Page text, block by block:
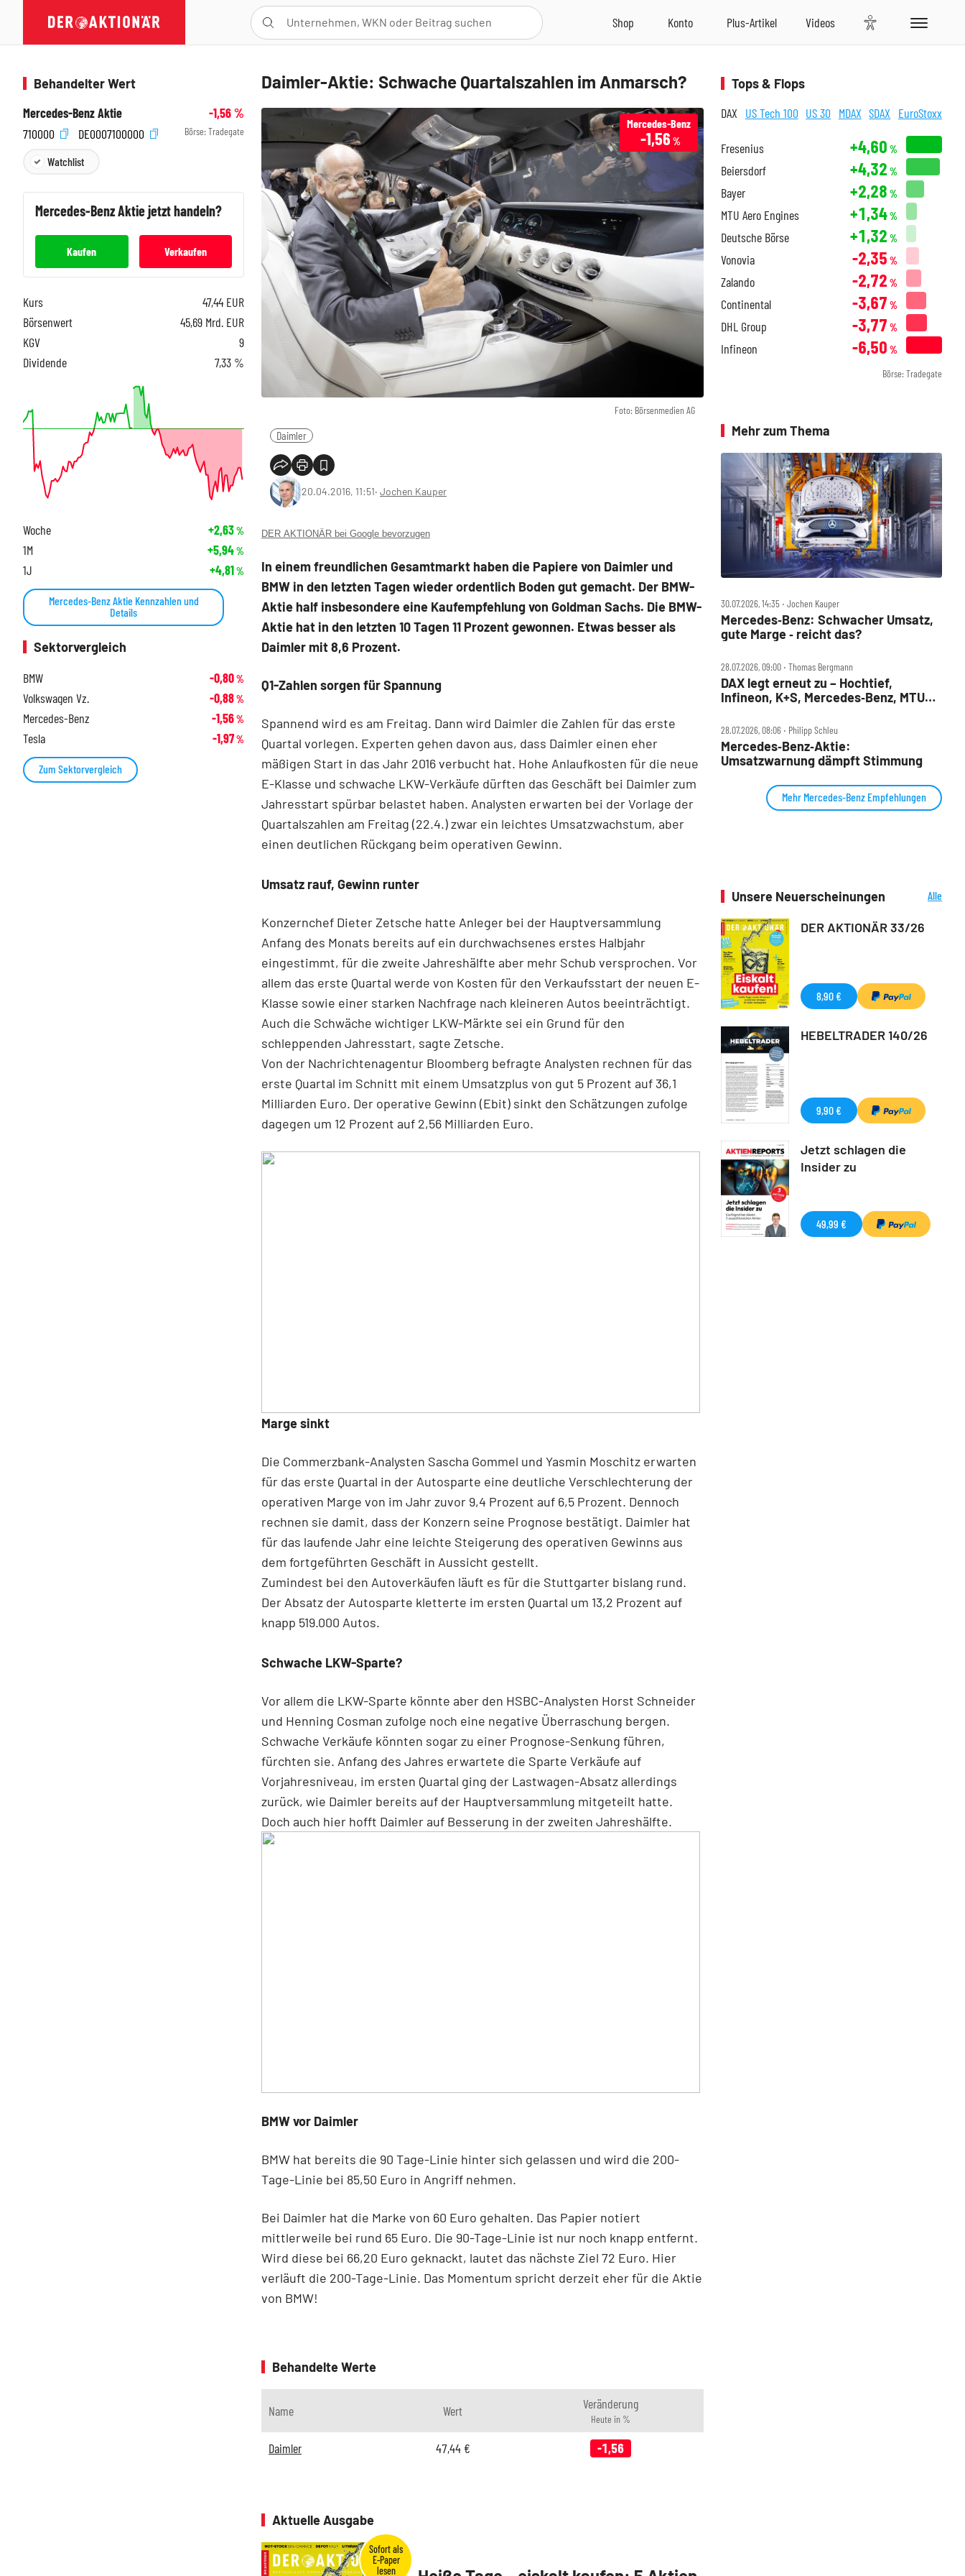
Daimler-Aktie: Schwache Quartalszahlen im Anmarsch?
Foto: Börsenmedien AG
Mercedes-Benz
-1,56 %
Daimler
20.04.2016, 11:51‧ Jochen Kauper
DER AKTIONÄR bei Google bevorzugen
In einem freundlichen Gesamtmarkt haben die Papiere von Daimler und
BMW in den letzten Tagen wieder ordentlich Boden gut gemacht. Der BMW-
Aktie half insbesondere eine Kaufempfehlung von Goldman Sachs. Die BMW-
Aktie hat in den letzten 10 Tagen 11 Prozent gewonnen. Etwas besser als
Daimler mit 8,6 Prozent.
Q1-Zahlen sorgen für Spannung
Spannend wird es am Freitag. Dann wird Daimler die Zahlen für das erste
Quartal vorlegen. Experten gehen davon aus, dass Daimler einen eher
mäßigen Start in das Jahr 2016 verbucht hat. Hohe Anlaufkosten für die neue
E-Klasse und schwache LKW-Verkäufe dürften das Geschäft bei Daimlerzum
Jahresstart spürbar belastet haben. Analysten erwarten bei der Vorlage der
Quartalszahlen am Freitag (22.4.) zwar ein leichtes Umsatzwachstum, aber
einen deutlichen Rückgang beim operativen Gewinn.
Umsatz rauf, Gewinn runter
Konzernchef Dieter Zetsche hatte Anleger bei der Hauptversammlung
Anfang des Monats bereits auf ein durchwachsenes erstes Halbjahr
eingestimmt, für die zweite Jahreshälfte aber mehr Schub versprochen. Vor
allem das erste Quartal werde von Kosten für den Verkaufsstart der neuen E-
Klasse sowie einer starken Nachfrage nach kleineren Autos beeinträchtigt.
Auch die Schwäche wichtiger LKW-Märkte sei ein Grund für den
schleppenden Jahresstart, sagte Zetsche.
Von der Nachrichtenagentur Bloomberg befragte Analysten rechnen für das
erste Quartal im Schnitt mit einem Umsatzplus von gut 5 Prozent auf 36,1
Milliarden Euro. Der operative Gewinn (Ebit) sinkt den Schätzungen zufolge
dagegen um 12 Prozent auf 2,56 Milliarden Euro.
Marge sinkt
Die Commerzbank-Analysten Sascha Gommel und Yasmin Moschitz erwarten
für das erste Quartal in der Autosparte eine deutliche Verschlechterung der
operativen Marge von im Jahr zuvor 9,4 Prozent auf 6,5 Prozent. Dennoch
rechnen sie damit, dass der Konzern seine Prognose bestätigt. Daimler hat
für das laufende Jahr eine leichte Steigerung des operativen Gewinns aus
dem fortgeführten Geschäft in Aussicht gestellt.
Zumindest bei den Autoverkäufen läuft es für die Stuttgarter bislang rund.
Der Absatz der Autosparte kletterte im ersten Quartal um 13,2 Prozent auf
knapp 519.000 Autos.
Schwache LKW-Sparte?
Vor allem die LKW-Sparte könnte aber den HSBC-Analysten Horst Schneider
und Henning Cosman zufolge noch eine negative Überraschung bergen.
Schwache Verkäufe könnten sogar zu einer Prognose-Senkung führen,
fürchten sie. Anfang des Jahres erwartete die Sparte Verkäufe auf
Vorjahresniveau, im ersten Quartal ging der Lastwagen-Absatz allerdings
zurück, wie Daimler bereits auf der Hauptversammlung mitgeteilt hatte.
Doch auch hier hofft Daimlerauf Besserung in der zweiten Jahreshälfte.
BMW vor Daimler
BMW hat bereits die 90 Tage-Linie hinter sich gelassen und wird die 200-
Tage-Linie bei 85,50 Euro in Angriff nehmen.
Bei Daimler hat die Marke von 60 Euro gehalten. Das Papier notiert
mittlerweile bei rund 65 Euro. Die 90-Tage-Linie ist nur noch knapp entfernt.
Wird diese bei 66,20 Euro geknackt, lautet das nächste Ziel 72 Euro. Hier
verläuft die 200-Tage-Linie. Das Momentum spricht derzeit eher für die Aktie
von BMW!
Behandelte Werte
Name Wert Veränderung
Heute in %
Daimler 47,44€ -1,56
Aktuelle Ausgabe
Behandelter Wert
Mercedes-Benz Aktie
-1,56%
710000
DE0007100000 Börse: Tradegate
Watchlist
Mercedes-BenzAktie jetzt handeln?
Kaufen Verkaufen
Kurs 47,44 EUR
Börsenwert
45,69 Mrd. EUR
KGV
9
Dividende
7,33 %
Woche +2,63%
1M +5,94%
1J +4,81%
Mercedes-Benz Aktie Kennzahlen und
Details
Sektorvergleich
BMW
-0,80%
Volkswagen Vz. -0,88%
Mercedes-Benz -1,56%
Tesla -1,97%
Zum Sektorvergleich
Tops & Flops
DAX US Tech 100 US 30 MDAX SDAX EuroStoxx
Fresenius +4,60 %
Beiersdorf +4,32 %
Bayer +2,28 %
MTU Aero Engines +1,34%
Deutsche Börse +1,32 %
Vonovia -2,35 %
Zalando -2,72 %
Continental -3,67 %
DHL Group -3,77 %
Infineon -6,50 %
Börse: Tradegate
Mehr zum Thema
30.07.2026, 14:35 ‧ Jochen Kauper
Mercedes‑Benz: Schwacher Umsatz,
gute Marge ‑ reicht das?
28.07.2026, 09:00 ‧ Thomas Bergmann
DAX legt erneut zu – Hochtief,
Infineon, K+S, Mercedes‑Benz, MTU
28.07.2026, 08:06 ‧ Philipp Schleu
Mercedes‑Benz‑Aktie:
Umsatzwarnung dämpft Stimmung
Mehr Mercedes-Benz Empfehlungen
Unsere Neuerscheinungen
Alle
DER AKTIONÄR 33/26
8,90 €
HEBELTRADER 140/26
9,90 €
Jetzt schlagen die
Insider zu
49,99 €